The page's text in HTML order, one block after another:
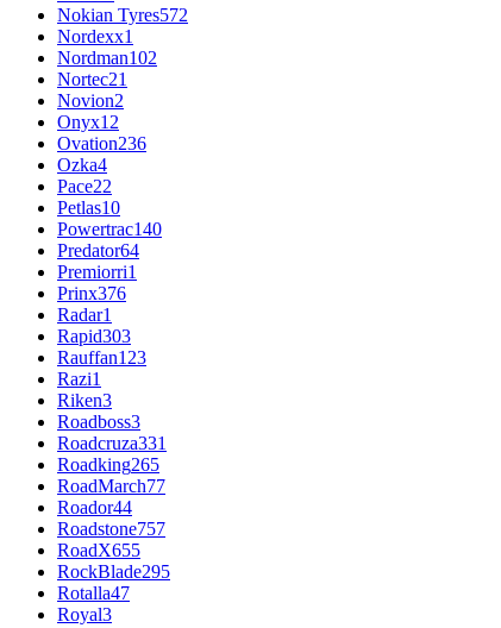
Nokian Tyres572
Nordexx1
Nordman102
Nortec21
Novion2
Onyx12
Ovation236
Ozka4
Pace22
Petlas10
Powertrac140
Predator64
Premiorri1
Prinx376
Radar1
Rapid303
Rauffan123
Razi1
Riken3
Roadboss3
Roadcruza331
Roadking265
RoadMarch77
Roador44
Roadstone757
RoadX655
RockBlade295
Rotalla47
Royal3